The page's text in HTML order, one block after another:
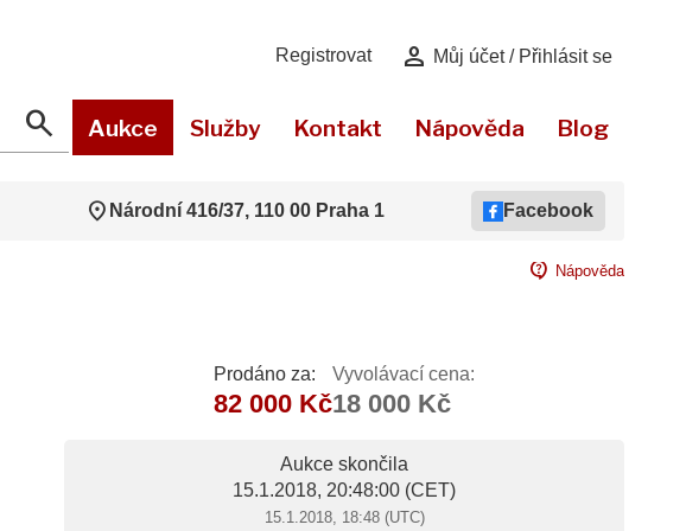
Registrovat person Můj účet / Přihlásit se
search Aukce Služby Kontakt Nápověda Blog
location_on Národní 416/37, 110 00 Praha 1 Facebook
contact_support Nápověda
Prodáno za:
82 000 Kč
Vyvolávací cena:
18 000 Kč
Aukce skončila
15.1.2018, 20:48:00 (CET)
15.1.2018, 18:48 (UTC)